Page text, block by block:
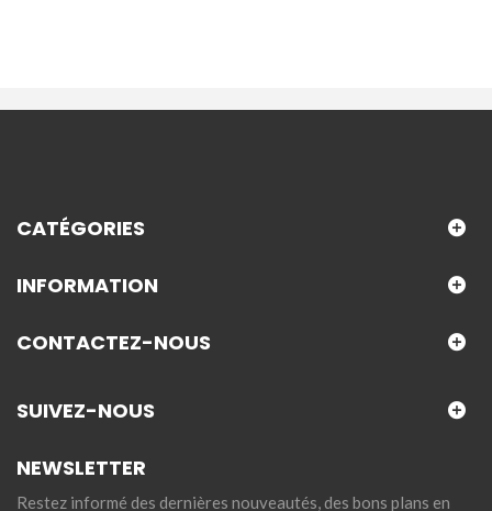
CATÉGORIES
INFORMATION
CONTACTEZ-NOUS
SUIVEZ-NOUS
NEWSLETTER
Restez informé des dernières nouveautés, des bons plans en